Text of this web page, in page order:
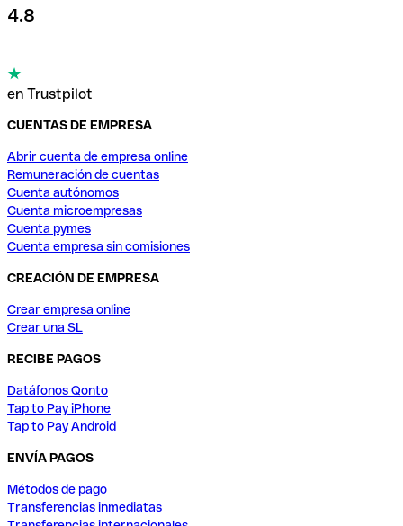
4.8
en Trustpilot
CUENTAS DE EMPRESA
Abrir cuenta de empresa online
Remuneración de cuentas
Cuenta autónomos
Cuenta microempresas
Cuenta pymes
Cuenta empresa sin comisiones
CREACIÓN DE EMPRESA
Crear empresa online
Crear una SL
RECIBE PAGOS
Datáfonos Qonto
Tap to Pay iPhone
Tap to Pay Android
ENVÍA PAGOS
Métodos de pago
Transferencias inmediatas